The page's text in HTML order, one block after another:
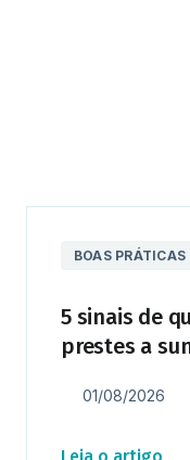
BOAS PRÁTICAS
5 sinais de
prestes a
01/08/2026
Leia o artigo